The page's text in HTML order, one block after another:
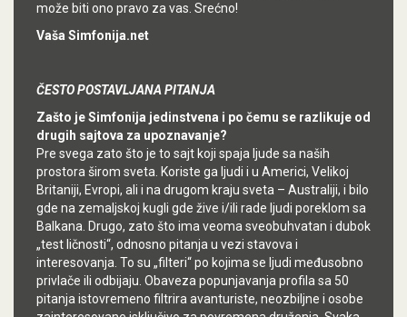
može biti ono pravo za vas. Srećno!
Vaša Simfonija.net
ČESTO POSTAVLJANA PITANJA
Zašto je Simfonija jedinstvena i po čemu se razlikuje od
drugih sajtova za upoznavanje?
Pre svega zato što je to sajt koji spaja ljude sa naših
prostora širom sveta. Koriste ga ljudi i u Americi, Velikoj
Britaniji, Evropi, ali i na drugom kraju sveta – Australiji, i bilo
gde na zemaljskoj kugli gde žive i/ili rade ljudi poreklom sa
Balkana. Drugo, zato što ima veoma sveobuhvatan i dubok
„test ličnosti“, odnosno pitanja u vezi stavova i
interesovanja. To su „filteri“ po kojima se ljudi međusobno
privlače ili odbijaju. Obaveza popunjavanja profila sa 50
pitanja istovremeno filtrira avanturiste, neozbiljne i osobe